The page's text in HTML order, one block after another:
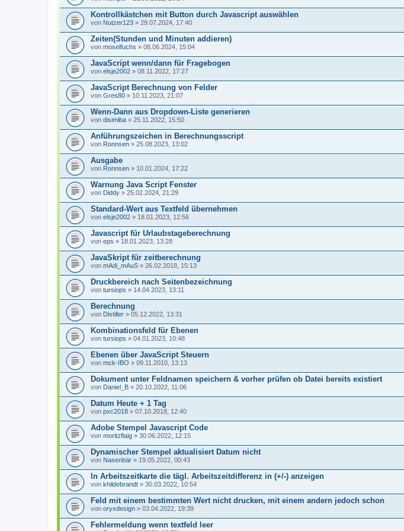
Kontrollkästchen mit Button durch Javascript auswählen
von Nutzer123 » 29.07.2024, 17:40
Zeiten(Stunden und Minuten addieren)
von moselfuchs » 08.06.2024, 15:04
JavaScript wenn/dann für Fragebogen
von elsje2002 » 08.11.2022, 17:27
JavaScript Berechnung von Felder
von Gres80 » 10.11.2023, 21:07
Wenn-Dann aus Dropdown-Liste generieren
von disimiba » 25.11.2022, 15:50
Anführungszeichen in Berechnungsscript
von Ronnsen » 25.08.2023, 13:02
Ausgabe
von Ronnsen » 10.01.2024, 17:22
Warnung Java Script Fenster
von Diddy » 25.02.2024, 21:29
Standard-Wert aus Textfeld übernehmen
von elsje2002 » 18.01.2023, 12:56
Javascript für Urlaubstageberechnung
von eps » 18.01.2023, 13:28
JavaSkript für zeitberechnung
von mAdi_mAuS » 26.02.2018, 15:13
Druckbereich nach Seitenbezeichnung
von tursiops » 14.04.2023, 13:11
Berechnung
von Distiller » 05.12.2022, 13:31
Kombinationsfeld für Ebenen
von tursiops » 04.01.2023, 10:48
Ebenen über JavaScript Steuern
von mck-IBO » 09.11.2010, 13:13
Dokument unter Feldnamen speichern & vorher prüfen ob Datei bereits existiert
von Daniel_B » 20.10.2022, 11:06
Datum Heute + 1 Tag
von pxc2018 » 07.10.2018, 12:40
Adobe Stempel Javascript Code
von moritzflaig » 30.06.2022, 12:15
Dynamischer Stempel aktualisiert Datum nicht
von Nasenbär » 19.05.2022, 00:43
In Arbeitszeitkarte die tägl. Arbeitszeitdifferenz in (+/-) anzeigen
von khildebrandt » 30.03.2022, 10:54
Feld mit einem bestimmten Wert nicht drucken, mit einem andern jedoch schon
von oryxdesign » 03.04.2022, 19:39
Fehlermeldung wenn textfeld leer